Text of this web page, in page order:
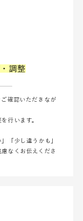
調整
確認いただきなが
行います。
「少し違うかも」
なくお伝えくださ